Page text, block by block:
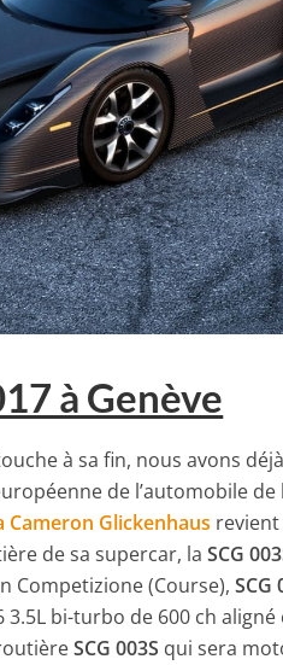
à Genève
à sa fin, nous avons
de l’automobile
Cameron Glickenhaus
de sa supercar, laSCG
Competizione (Course), SCG
bi-turbo de 600 ch aligné
SCG 003S qui sera